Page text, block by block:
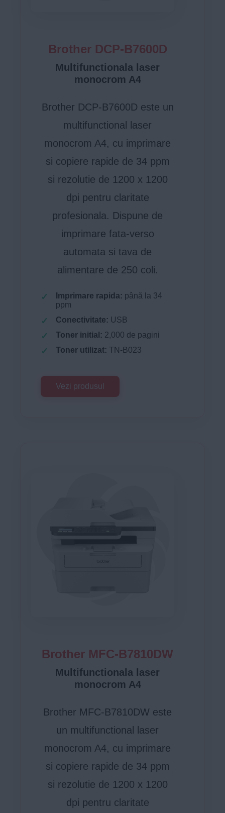
Brother DCP-B7600D
Multifunctionala laser
monocrom A4
Brother DCP-B7600D este un
multifunctional laser
monocrom A4, cu imprimare
si copiere rapide de 34 ppm
si rezolutie de 1200 x 1200
dpi pentru claritate
profesionala. Dispune de
imprimare fata-verso
automata si tava de
alimentare de 250 coli.
Imprimare rapida: până la 34
ppm
Conectivitate: USB
Toner initial: 2,000 de pagini
Toner utilizat: TN-B023
Vezi produsul
Brother MFC-B7810DW
Multifunctionala laser
monocrom A4
Brother MFC-B7810DW este
un multifunctional laser
monocrom A4, cu imprimare
si copiere rapide de 34 ppm
si rezolutie de 1200 x 1200
dpi pentru claritate